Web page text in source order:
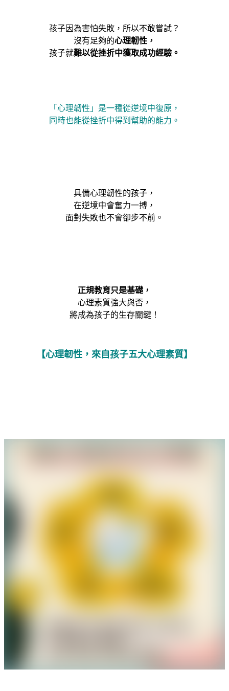
孩子因為害怕失敗，所以不敢嘗試？
沒有足夠的心理韌性，
孩子就難以從挫折中獲取成功經驗。
「心理韌性」是一種從逆境中復原，
同時也能從挫折中得到幫助的能力。
具備心理韌性的孩子，
在逆境中會奮力一搏，
面對失敗也不會卻步不前。
正規教育只是基礎，
心理素質強大與否，
將成為孩子的生存關鍵！
【心理韌性，來自孩子五大心理素質】